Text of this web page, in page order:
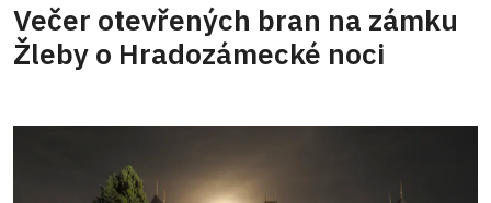
Večer otevřených bran na zámku
Žleby o Hradozámecké noci